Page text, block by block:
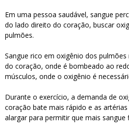
Em uma pessoa saudável, sangue
do lado direito do coração, buscar
pulmões.
Sangue rico em oxigênio dos
do coração, onde é bombeado ao
músculos, onde o oxigênio é
Durante o exercício, a demanda de
coração bate mais rápido e as
alargar para permitir que mais sangue